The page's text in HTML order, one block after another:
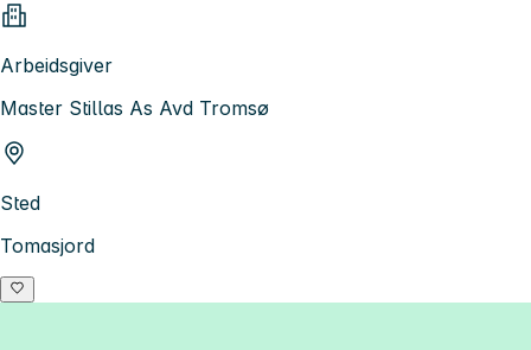
Arbeidsgiver
Master Stillas As Avd Tromsø
Sted
Tomasjord